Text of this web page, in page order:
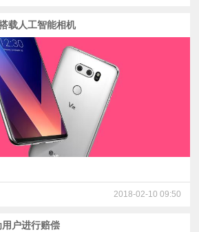
载人工智能相机
2018-02-10 09:50
户进行赔偿